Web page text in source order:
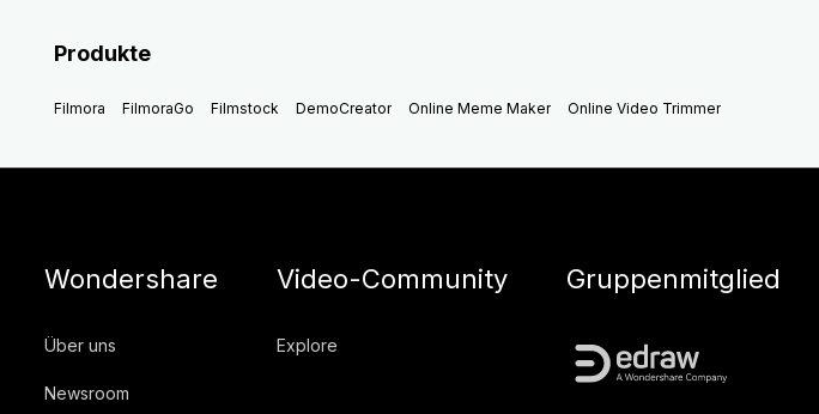
Produkte
Filmora FilmoraGo Filmstock DemoCreator Online Meme Maker Online Video Trimmer
Wondershare
Über uns
Newsroom
Video-Community
Explore
Gruppenmitglied